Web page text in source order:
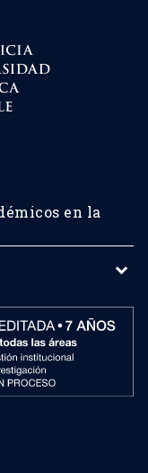
en la